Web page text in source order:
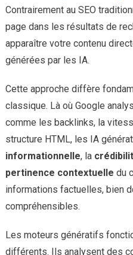
Contrairement au SEO
page dans les résultats de
apparaître votre contenu
générées par les IA.
Cette approche diffère
classique. Là où Google
comme les backlinks, la
structure HTML, les IA
informationnelle, la
pertinence contextuelle du
informations factuelles, bien
compréhensibles.
Les moteurs génératifs
différents. Ils analysent des